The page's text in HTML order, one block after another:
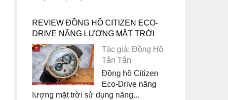
REVIEW ĐỒNG HỒ CITIZEN ECO-
DRIVE NĂNG LƯỢNG MẶT TRỜI
Tác giả: Đồng Hồ
Tân Tân
Đồng hồ Citizen
Eco-Drive năng
lượng mặt trời sử dụng năng...